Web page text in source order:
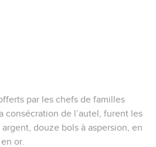
par les chefs de familles
consécration de l’autel, furent les
douze bols à aspersion, en
or.